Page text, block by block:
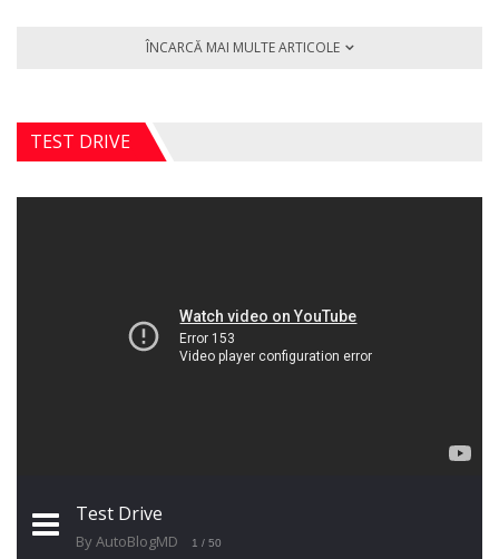
ÎNCARCĂ MAI MULTE ARTICOLE
TEST DRIVE
Test Drive
By AutoBlogMD 1 / 50